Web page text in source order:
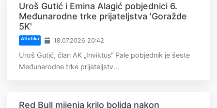
Uroš Gutić i Emina Alagić pobjednici 6.
Međunarodne trke prijateljstva 'Goražde
5K'
Atletika 18.07.2026 20:42
Uroš Gutić, član AK „Inviktus“ Pale pobjednik je šeste
Međunarodne trke prijateljstv...
Red Bull mijenja krilo bolida nakon